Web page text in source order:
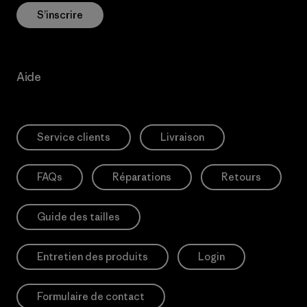
S’inscrire
Aide
Service clients Livraison
FAQs Réparations Retours
Guide des tailles
Entretien des produits Login
Formulaire de contact